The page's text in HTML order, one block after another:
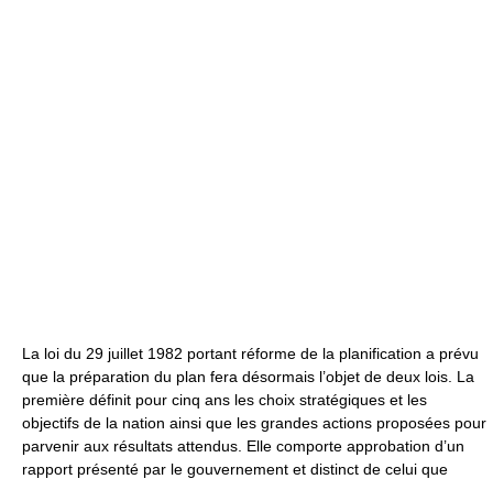
La loi du 29 juillet 1982 portant réforme de la planification a prévu
que la préparation du plan fera désormais l’objet de deux lois. La
première définit pour cinq ans les choix stratégiques et les
objectifs de la nation ainsi que les grandes actions proposées pour
parvenir aux résultats attendus. Elle comporte approbation d’un
rapport présenté par le gouvernement et distinct de celui que